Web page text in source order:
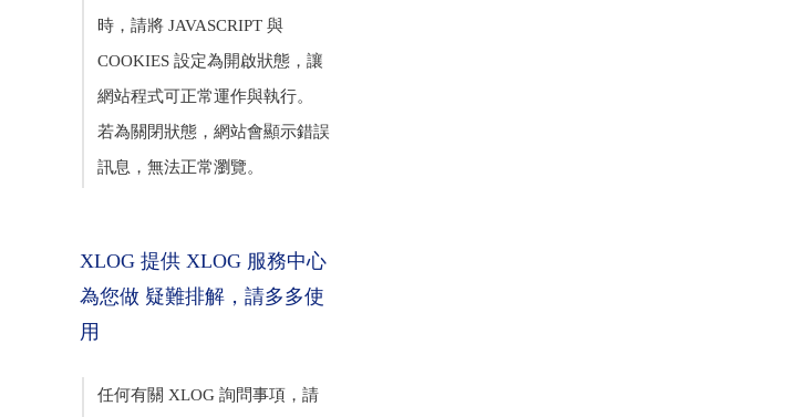
時，請將 JAVASCRIPT 與
COOKIES 設定為開啟狀態，讓
網站程式可正常運作與執行。
若為關閉狀態，網站會顯示錯誤
訊息，無法正常瀏覽。
XLOG 提供 XLOG 服務中心
為您做 疑難排解，請多多使
用
任何有關 XLOG 詢問事項，請